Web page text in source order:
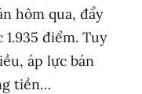
hôm qua, đẩy
điểm. Tuy
áp lực bán
tiền…